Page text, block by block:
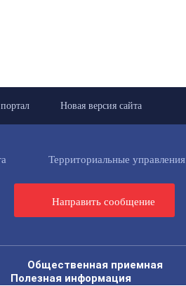
Новая версия сайта
Территориальные управления
Направить сообщение
Общественная приемная
Полезная информация